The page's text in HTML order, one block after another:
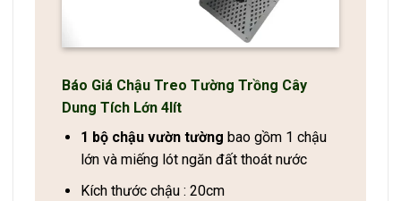
Báo Giá Chậu Treo Tường Trồng Cây
Dung Tích Lớn 4lít
1 bộ chậu vườn tường bao gồm 1 chậu
lớn và miếng lót ngăn đất thoát nước
Kích thước chậu : 20cm